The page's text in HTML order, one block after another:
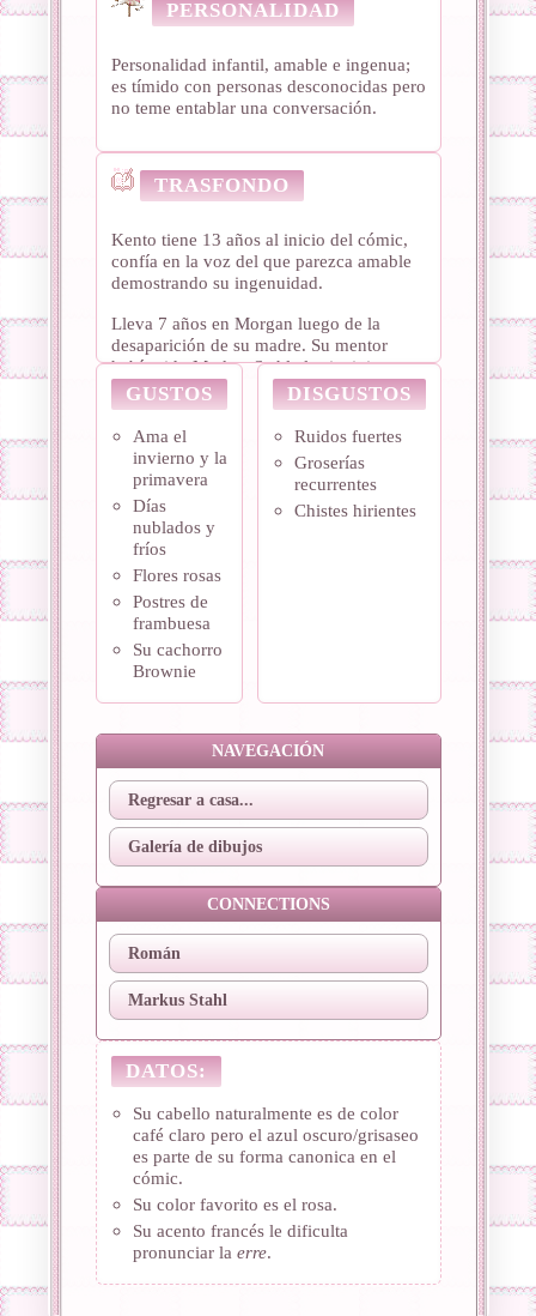
PERSONALIDAD
Personalidad infantil, amable e ingenua;
es tímido con personas desconocidas pero
no teme entablar una conversación.
TRASFONDO
Kento tiene 13 años al inicio del cómic,
confía en la voz del que parezca amable
demostrando su ingenuidad.
Lleva 7 años en Morgan luego de la
desaparición de su madre. Su mentor
había sido Markus Stahl al principio pero
fue cambiado a otro profesor.
Kento viene de Hauts-de-France, una
zona donde las fábricas textiles
abandonadas y un clima gris y húmedo
eran parte de su ambiente diario cuando
era pequeño.
GUSTOS
Ama el
invierno y la
primavera
Días
nublados y
fríos
Flores rosas
Postres de
frambuesa
Su cachorro
Brownie
DISGUSTOS
Ruidos fuertes
Groserías
recurrentes
Chistes hirientes
NAVEGACIÓN
Regresar a casa...
Galería de dibujos
CONNECTIONS
Román
Markus Stahl
DATOS:
Su cabello naturalmente es de color
café claro pero el azul oscuro/grisaseo
es parte de su forma canonica en el
cómic.
Su color favorito es el rosa.
Su acento francés le dificulta
pronunciar la erre.